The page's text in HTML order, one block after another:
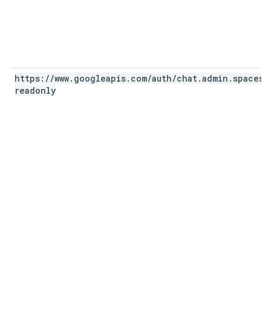
https: //www. googleapis. com/auth/chat.admin . spaces
readonly